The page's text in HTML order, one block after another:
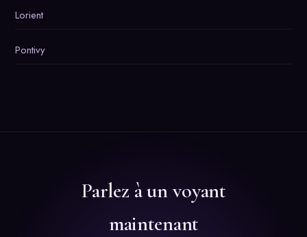
Lorient
Pontivy
Parlez à un voyant
maintenant